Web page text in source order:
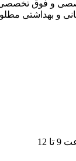
و فوق تخصصی
مطلوب در
12